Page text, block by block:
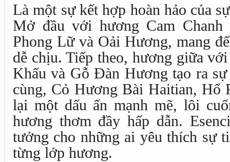
Là một sự kết hợp hoàn hảo của
Mở đầu với hương Cam Chanh
Phong Lữ và Oải Hương, mang
dễ chịu. Tiếp theo, hương giữa
Khấu và Gỗ Đàn Hương tạo ra
cùng, Cỏ Hương Bài Haitian, Hổ
lại một dấu ấn mạnh mẽ, lôi
hương thơm đầy hấp dẫn.
tưởng cho những ai yêu thích sự
từng lớp hương.